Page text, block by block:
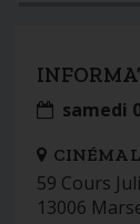
samedi
CINÉMA
59 Cours
13006